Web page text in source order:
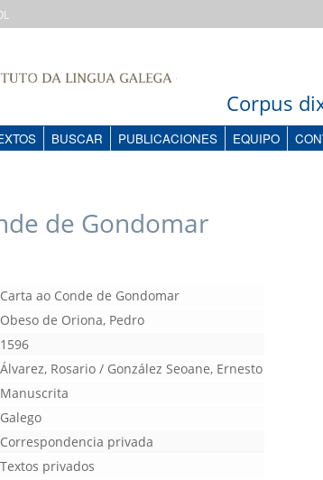
Corpus
BUSCAR PUBLICACIONES EQUIPO
de Gondomar
Carta ao Conde de Gondomar
Obeso de Oriona, Pedro
1596
Álvarez, Rosario / González Seoane, Ernesto
Manuscrita
Galego
Correspondencia privada
Textos privados